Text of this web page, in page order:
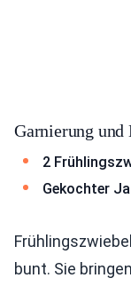
Garnierung und
2
Gekochter
bunt. Sie